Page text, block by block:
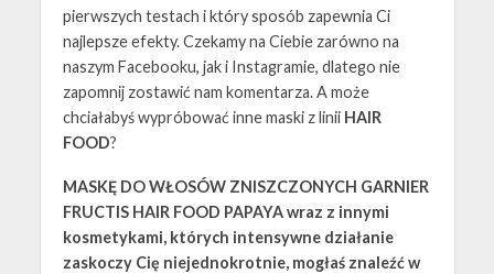
pierwszych testach i który sposób zapewnia Ci
najlepsze efekty. Czekamy na Ciebie zarówno na
naszym Facebooku, jak i Instagramie, dlatego nie
zapomnij zostawić nam komentarza. A może
chciałabyś wypróbować inne maski z linii HAIR
FOOD?
MASKĘ DO WŁOSÓW ZNISZCZONYCH GARNIER
FRUCTIS HAIR FOOD PAPAYA wraz z innymi
kosmetykami, których intensywne działanie
zaskoczy Cię niejednokrotnie, mogłaś znaleźć w